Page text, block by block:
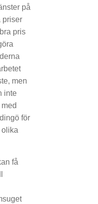
på
priser
pris
men
inte
för
olika
få